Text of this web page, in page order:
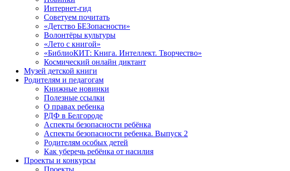
Интернет-гид
Советуем почитать
«Детство БЕЗопасности»
Волонтёры культуры
«Лето с книгой»
«БиблиоКИТ: Книга. Интеллект. Творчество»
Космический онлайн диктант
Музей детской книги
Родителям и педагогам
Книжные новинки
Полезные ссылки
О правах ребенка
РДФ в Белгороде
Аспекты безопасности ребёнка
Аспекты безопасности ребенка. Выпуск 2
Родителям особых детей
Как уберечь ребёнка от насилия
Проекты и конкурсы
Проекты